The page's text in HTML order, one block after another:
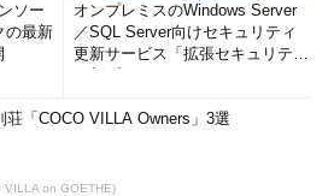
ソー
の最新
オンプレミスのWindows Server
／SQL Server向けセキュリティ
更新サービス「拡張セキュリティ
荘「COCO VILLA Owners」3選
VILLA on GOETHE)